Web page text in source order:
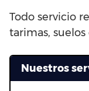
Todo servicio
tarimas,
Nuestros